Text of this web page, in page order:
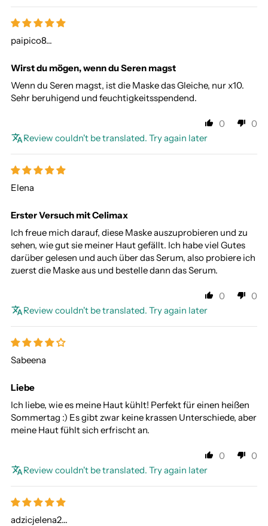
paipico8...
Wirst du mögen, wenn du Seren magst
Wenn du Seren magst, ist die Maske das Gleiche, nur x10.
Sehr beruhigend und feuchtigkeitsspendend.
0
0
Review couldn't be translated. Try again later
Elena
Erster Versuch mit Celimax
Ich freue mich darauf, diese Maske auszuprobieren und zu
sehen, wie gut sie meiner Haut gefällt. Ich habe viel Gutes
darüber gelesen und auch über das Serum, also probiere ich
zuerst die Maske aus und bestelle dann das Serum.
0
0
Review couldn't be translated. Try again later
Sabeena
Liebe
Ich liebe, wie es meine Haut kühlt! Perfekt für einen heißen
Sommertag :) Es gibt zwar keine krassen Unterschiede, aber
meine Haut fühlt sich erfrischt an.
0
0
Review couldn't be translated. Try again later
adzicjelena2...